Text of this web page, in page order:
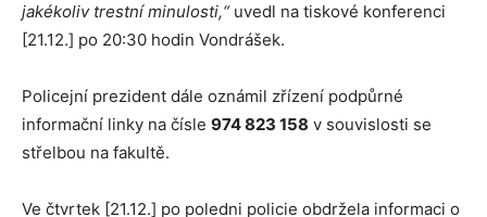
jakékoliv trestní minulosti,“uvedl na tiskové konferenci
[21.12.] po 20:30 hodin Vondrášek.
Policejní prezident dále oznámil zřízení podpůrné
informační linky na čísle 974 823 158 v souvislosti se
střelbou na fakultě.
Ve čtvrtek [21.12.] po poledni policie obdržela informaci o